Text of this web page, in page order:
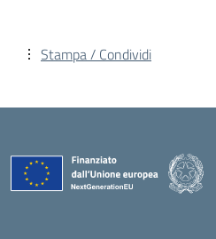
Stampa / Condividi